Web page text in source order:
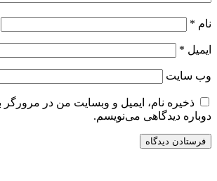
نام *
ایمیل *
وب‌ سایت
ذخیره نام، ایمیل و وبسایت من در مرورگر
دوباره دیدگاهی می‌نویسم.